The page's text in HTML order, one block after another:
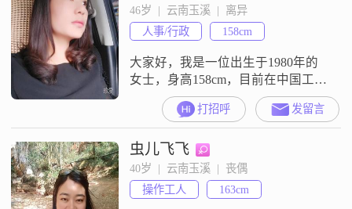
概能拿到3001到5000元，足够维持
我和家人的日常生活##3002##我学
历不高，只有高中及以下，但我深
知知识的重
46岁  |  云南玉溪  |  离异
人事/行政
158cm
大家好，我是一位出生于1980年的
女士，身高158cm，目前在中国工
作，月收入在3001到5000元之间
##3002##我的学历是高中及以下，
但我一直保持着积极向上的生活态
度##3002##我性格中最大的特点是
善解人意和真诚可靠##3002##在生
活中，我总是尽力去理解他人的感
受和需求，也愿意倾听他人的心声
打招呼 发留言
虫儿飞飞
40岁  |  云南玉溪  |  丧偶
操作工人
163cm